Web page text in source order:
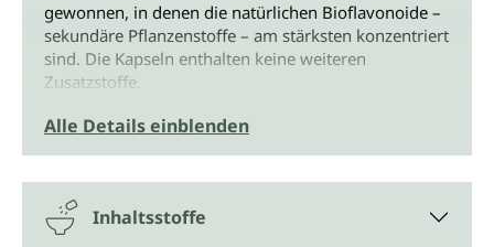
gewonnen, in denen die natürlichen Bioflavonoide –
sekundäre Pflanzenstoffe – am stärksten konzentriert
sind. Die Kapseln enthalten keine weiteren
Zusatzstoffe.
Reich an Bioflavonoiden
Pflanzen. Sie erfüllen dort Schutzfunktionen gegen
äußere Einflüsse, beeinflussen Geschmack, Farbe
Alle Details einblenden
Inhaltsstoffe